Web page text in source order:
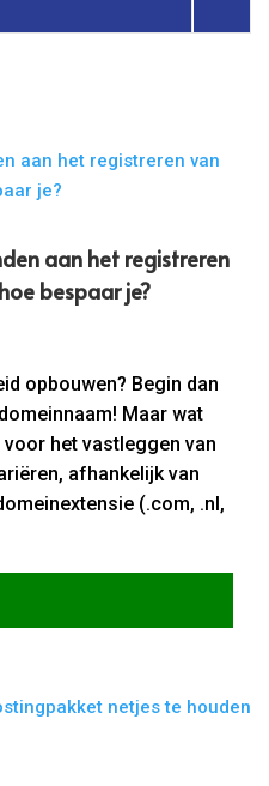
aan het registreren
bespaar je?
opbouwen? Begin dan
Maar wat
het vastleggen van
afhankelijk van
(.com, .nl,